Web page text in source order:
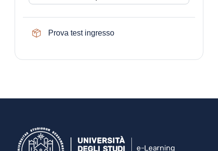
Prova test ingressoPacchetto SCORM